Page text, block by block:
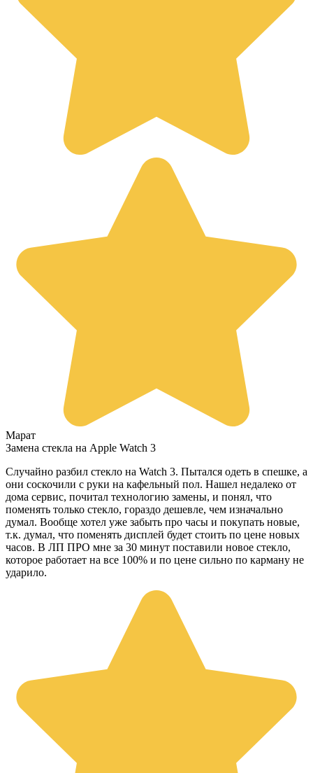
Марат
Замена стекла на Apple Watch 3
Случайно разбил стекло на Watch 3. Пытался одеть в спешке, а
они соскочили с руки на кафельный пол. Нашел недалеко от
дома сервис, почитал технологию замены, и понял, что
поменять только стекло, гораздо дешевле, чем изначально
думал. Вообще хотел уже забыть про часы и покупать новые,
т.к. думал, что поменять дисплей будет стоить по цене новых
часов. В ЛП ПРО мне за 30 минут поставили новое стекло,
которое работает на все 100% и по цене сильно по карману не
ударило.